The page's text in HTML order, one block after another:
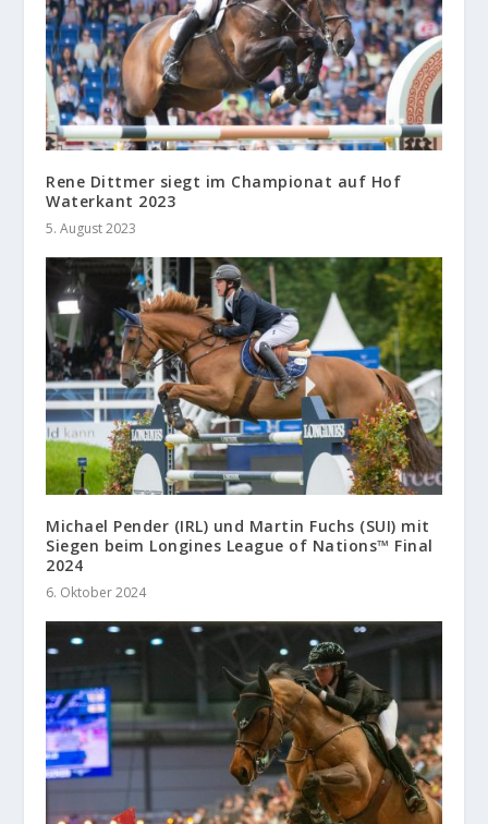
Rene Dittmer siegt im Championat auf Hof
Waterkant 2023
5. August 2023
Michael Pender (IRL) und Martin Fuchs (SUI) mit
Siegen beim Longines League of Nations™ Final
2024
6. Oktober 2024